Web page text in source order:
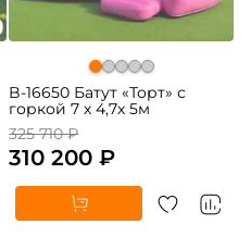
B-16650 Батут «Торт» с
горкой 7 х 4,7х 5м
325 710 ₽
310 200 ₽